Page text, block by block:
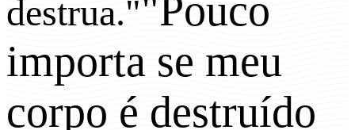
destrua.""Pouco
importa se meu
corpo é destruído